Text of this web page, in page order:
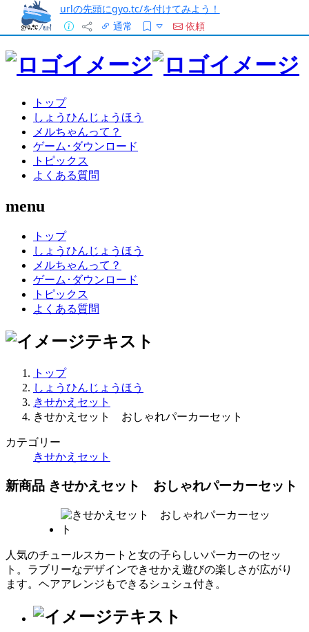
urlの先頭にgyo.tc/を付けてみよう！
通常
依頼